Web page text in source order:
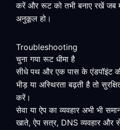
करें और रूट को तभी बनाए रखें जब
अनुकूल हो।
Troubleshooting
चुना गया रूट धीमा है
सीधे पथ और एक पास के एंडपॉइंट
भीड़ या अस्थिरता बढ़ती है तो
करें।
सेवा या ऐप का व्यवहार अभी भी
खाते, ऐप सत्र, DNS व्यवहार और